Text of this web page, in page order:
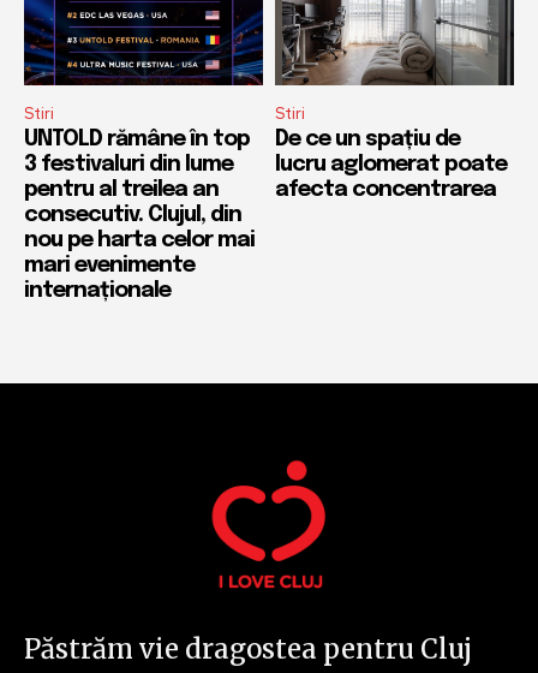
Stiri
UNTOLD rămâne în top
3 festivaluri din lume
pentru al treilea an
consecutiv. Clujul, din
nou pe harta celor mai
mari evenimente
internaționale
Stiri
De ce un spațiu de
lucru aglomerat poate
afecta concentrarea
Păstrăm vie dragostea pentru Cluj